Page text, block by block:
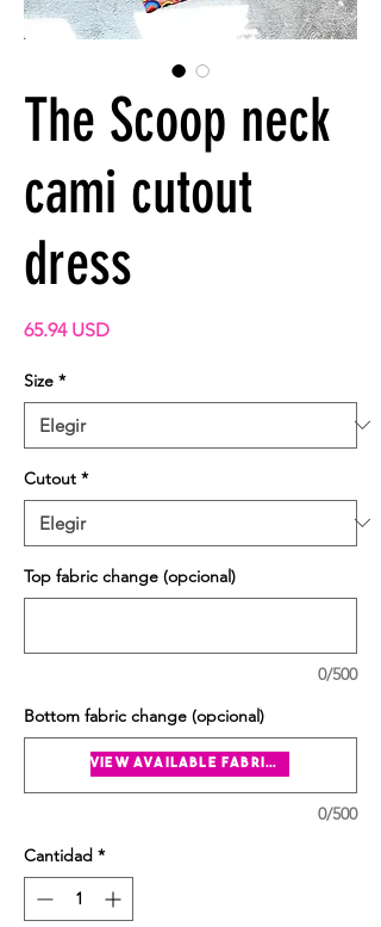
The Scoop neck
cami cutout
dress
65.94 USDPrecio
Size *
Cutout *
Top fabric change (opcional)
0/500
Bottom fabric change (opcional)
0/500
Cantidad *
view available fabrics